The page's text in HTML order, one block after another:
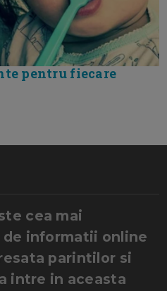
pentru fiecare
cea mai
informatii online
parintilor si
intre in aceasta